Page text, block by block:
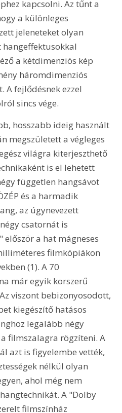
kapcsolni. Az tűnt a
a különleges
jeleneteket olyan
a kétdimenziós kép
háromdimenziós
A fejlődésnek ezzel
sincs vége.
hosszabb ideig használt
megszületett a végleges
világra kiterjeszthető
is el lehetett
független hangsávot
és a harmadik
az úgynevezett
csatornát is
a hat mágneses
filmkópiákon
(1). A 70
már egyik korszerű
viszont bebizonyosodott,
kiegészítő hatásos
legalább négy
filmszalagra rögzíteni. A
azt is figyelembe vették,
nélkül olyan
ahol még nem
A "Dolby
filmszínház